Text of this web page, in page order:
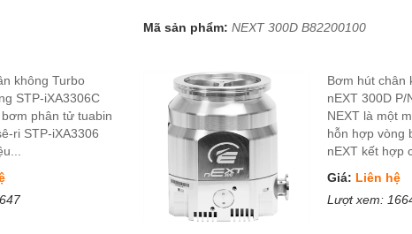
không Turbo
STP-iXA3306C
phân tử tuabin
ri STP-iXA3306
Mã sản phẩm:NEXT 300D B82200100
Bơm hút chân
nEXT 300D P/
NEXT là một
hỗn hợp vòng
nEXT kết hợp
Giá: Liên hệ
Lượt xem: